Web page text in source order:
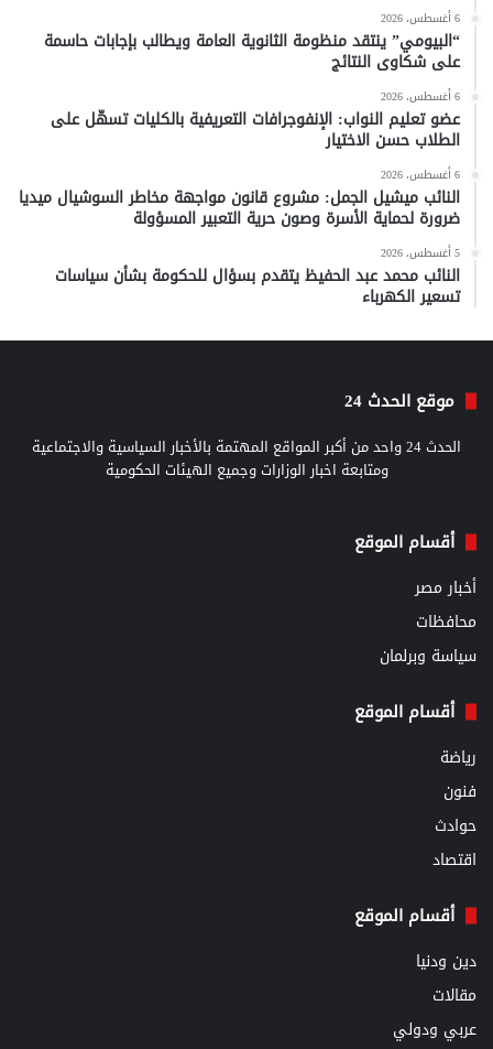
6 أغسطس، 2026
“البيومي” ينتقد منظومة الثانوية العامة ويطالب بإجابات حاسمة
على شكاوى النتائج
6 أغسطس، 2026
عضو تعليم النواب: الإنفوجرافات التعريفية بالكليات تسهّل على
الطلاب حسن الاختيار
6 أغسطس، 2026
النائب ميشيل الجمل: مشروع قانون مواجهة مخاطر السوشيال ميديا
ضرورة لحماية الأسرة وصون حرية التعبير المسؤولة
5 أغسطس، 2026
النائب محمد عبد الحفيظ يتقدم بسؤال للحكومة بشأن سياسات
تسعير الكهرباء
موقع الحدث 24
الحدث 24 واحد من أكبر المواقع المهتمة بالأخبار السياسية والاجتماعية
ومتابعة اخبار الوزارات وجميع الهيئات الحكومية
أقسام الموقع
أخبار مصر
محافظات
سياسة وبرلمان
أقسام الموقع
رياضة
فنون
حوادث
اقتصاد
أقسام الموقع
دين ودنيا
مقالات
عربي ودولي